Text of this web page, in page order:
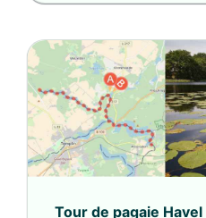
Tour de pagaie